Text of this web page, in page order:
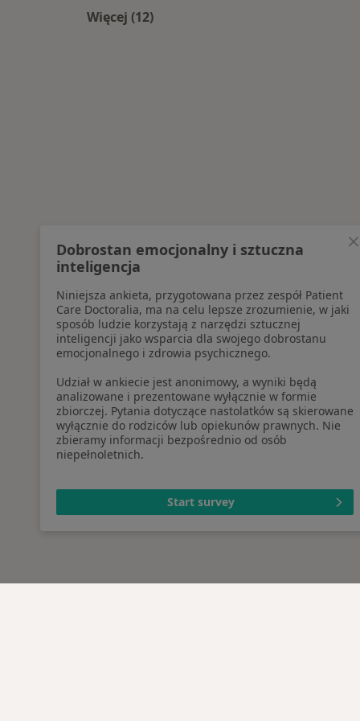
Więcej (12)
Dobrostan emocjonalny i sztuczna
inteligencja
Niniejsza ankieta, przygotowana przez zespół Patient
Care Doctoralia, ma na celu lepsze zrozumienie, w jaki
sposób ludzie korzystają z narzędzi sztucznej
inteligencji jako wsparcia dla swojego dobrostanu
emocjonalnego i zdrowia psychicznego.
Udział w ankiecie jest anonimowy, a wyniki będą
analizowane i prezentowane wyłącznie w formie
zbiorczej. Pytania dotyczące nastolatków są skierowane
wyłącznie do rodziców lub opiekunów prawnych. Nie
zbieramy informacji bezpośrednio od osób
niepełnoletnich.
Start survey